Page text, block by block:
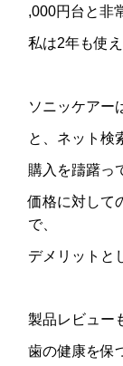
,000円台と非
私は2年も使
ソニッケアー
と、ネット検
購入を躊躇っ
価格に対して
で、
デメリットと
製品レビュー
歯の健康を保